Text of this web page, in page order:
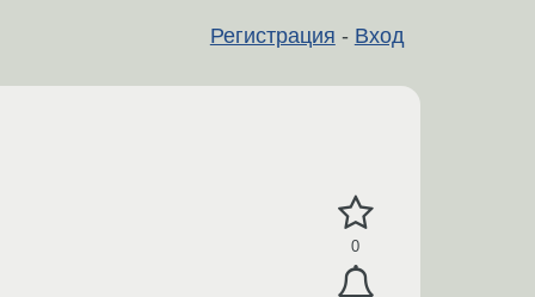
Регистрация - Вход
0